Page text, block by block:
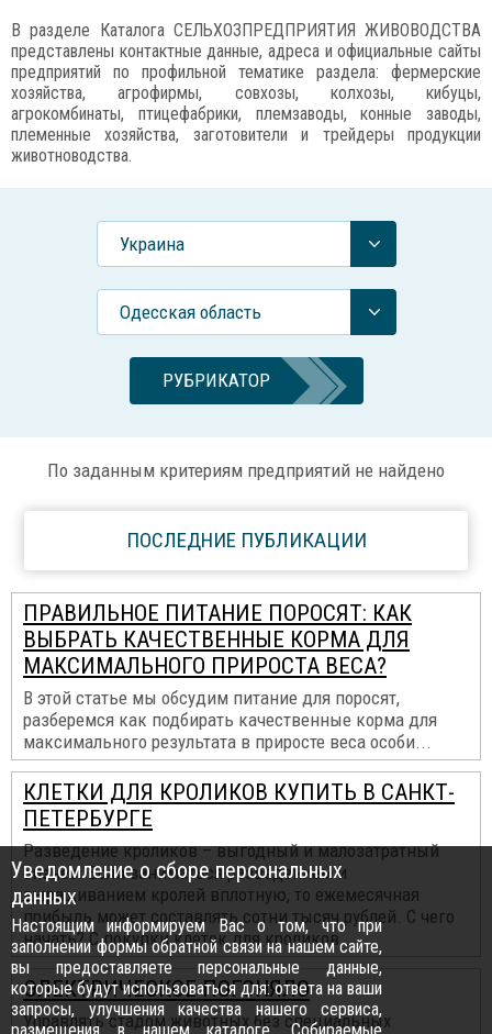
В разделе Каталога СЕЛЬХОЗПРЕДПРИЯТИЯ ЖИВОВОДСТВА
представлены контактные данные, адреса и официальные сайты
предприятий по профильной тематике раздела: фермерские
хозяйства, агрофирмы, совхозы, колхозы, кибуцы,
агрокомбинаты, птицефабрики, племзаводы, конные заводы,
племенные хозяйства, заготовители и трейдеры продукции
животноводства.
Украина
Одесская область
РУБРИКАТОР
По заданным критериям предприятий не найдено
ПОСЛЕДНИЕ ПУБЛИКАЦИИ
ПРАВИЛЬНОЕ ПИТАНИЕ ПОРОСЯТ: КАК
ВЫБРАТЬ КАЧЕСТВЕННЫЕ КОРМА ДЛЯ
МАКСИМАЛЬНОГО ПРИРОСТА ВЕСА?
В этой статье мы обсудим питание для поросят,
разберемся как подбирать качественные корма для
максимального результата в приросте веса особи...
КЛЕТКИ ДЛЯ КРОЛИКОВ КУПИТЬ В САНКТ-
ПЕТЕРБУРГЕ
Разведение кроликов – выгодный и малозатратный
бизнес. Если заниматься разведением и
выращиванием кролей вплотную, то ежемесячная
прибыль может составлять сотни тысяч рублей. С чего
начать? С покупки клеток для кроликов...
ЭЛЕКТРИЧЕСКОЕ ПОГОНЯЛО
Управлять стадом животных без специальных
Уведомление о сборе персональных
данных
Настоящим информируем Вас о том, что при
заполнении формы обратной связи на нашем сайте,
вы предоставляете персональные данные,
которые будут использоваться для: ответа на ваши
запросы, улучшения качества нашего сервиса,